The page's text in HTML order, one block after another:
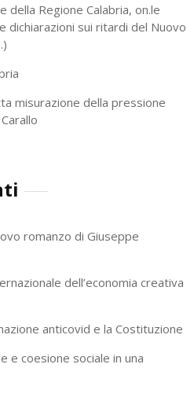
Regione Calabria, on.le
dichiarazioni sui ritardi del Nuovo
misurazione della pressione
romanzo di Giuseppe
dell’economia creativa
anticovid e la Costituzione
e coesione sociale in una